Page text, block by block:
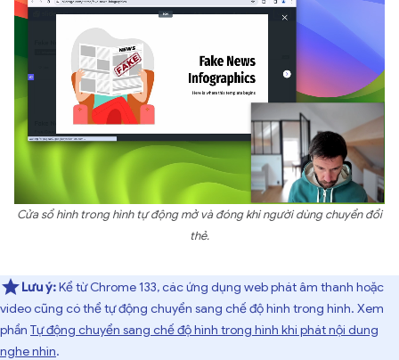
Cửa sổ hình trong hình tự động mở và đóng khi người dùng chuyển đổi
thẻ.
Lưu ý:Kể từ Chrome 133, các ứng dụng web phát âm thanh hoặc
video cũng có thể tự động chuyển sang chế độ hình trong hình. Xem
phần Tự động chuyển sang chế độ hình trong hình khi phát nội dung
nghe nhìn.